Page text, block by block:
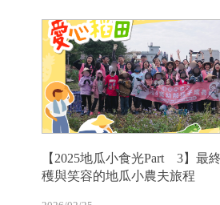
【2025地瓜小食光Part 3】最
穫與笑容的地瓜小農夫旅程